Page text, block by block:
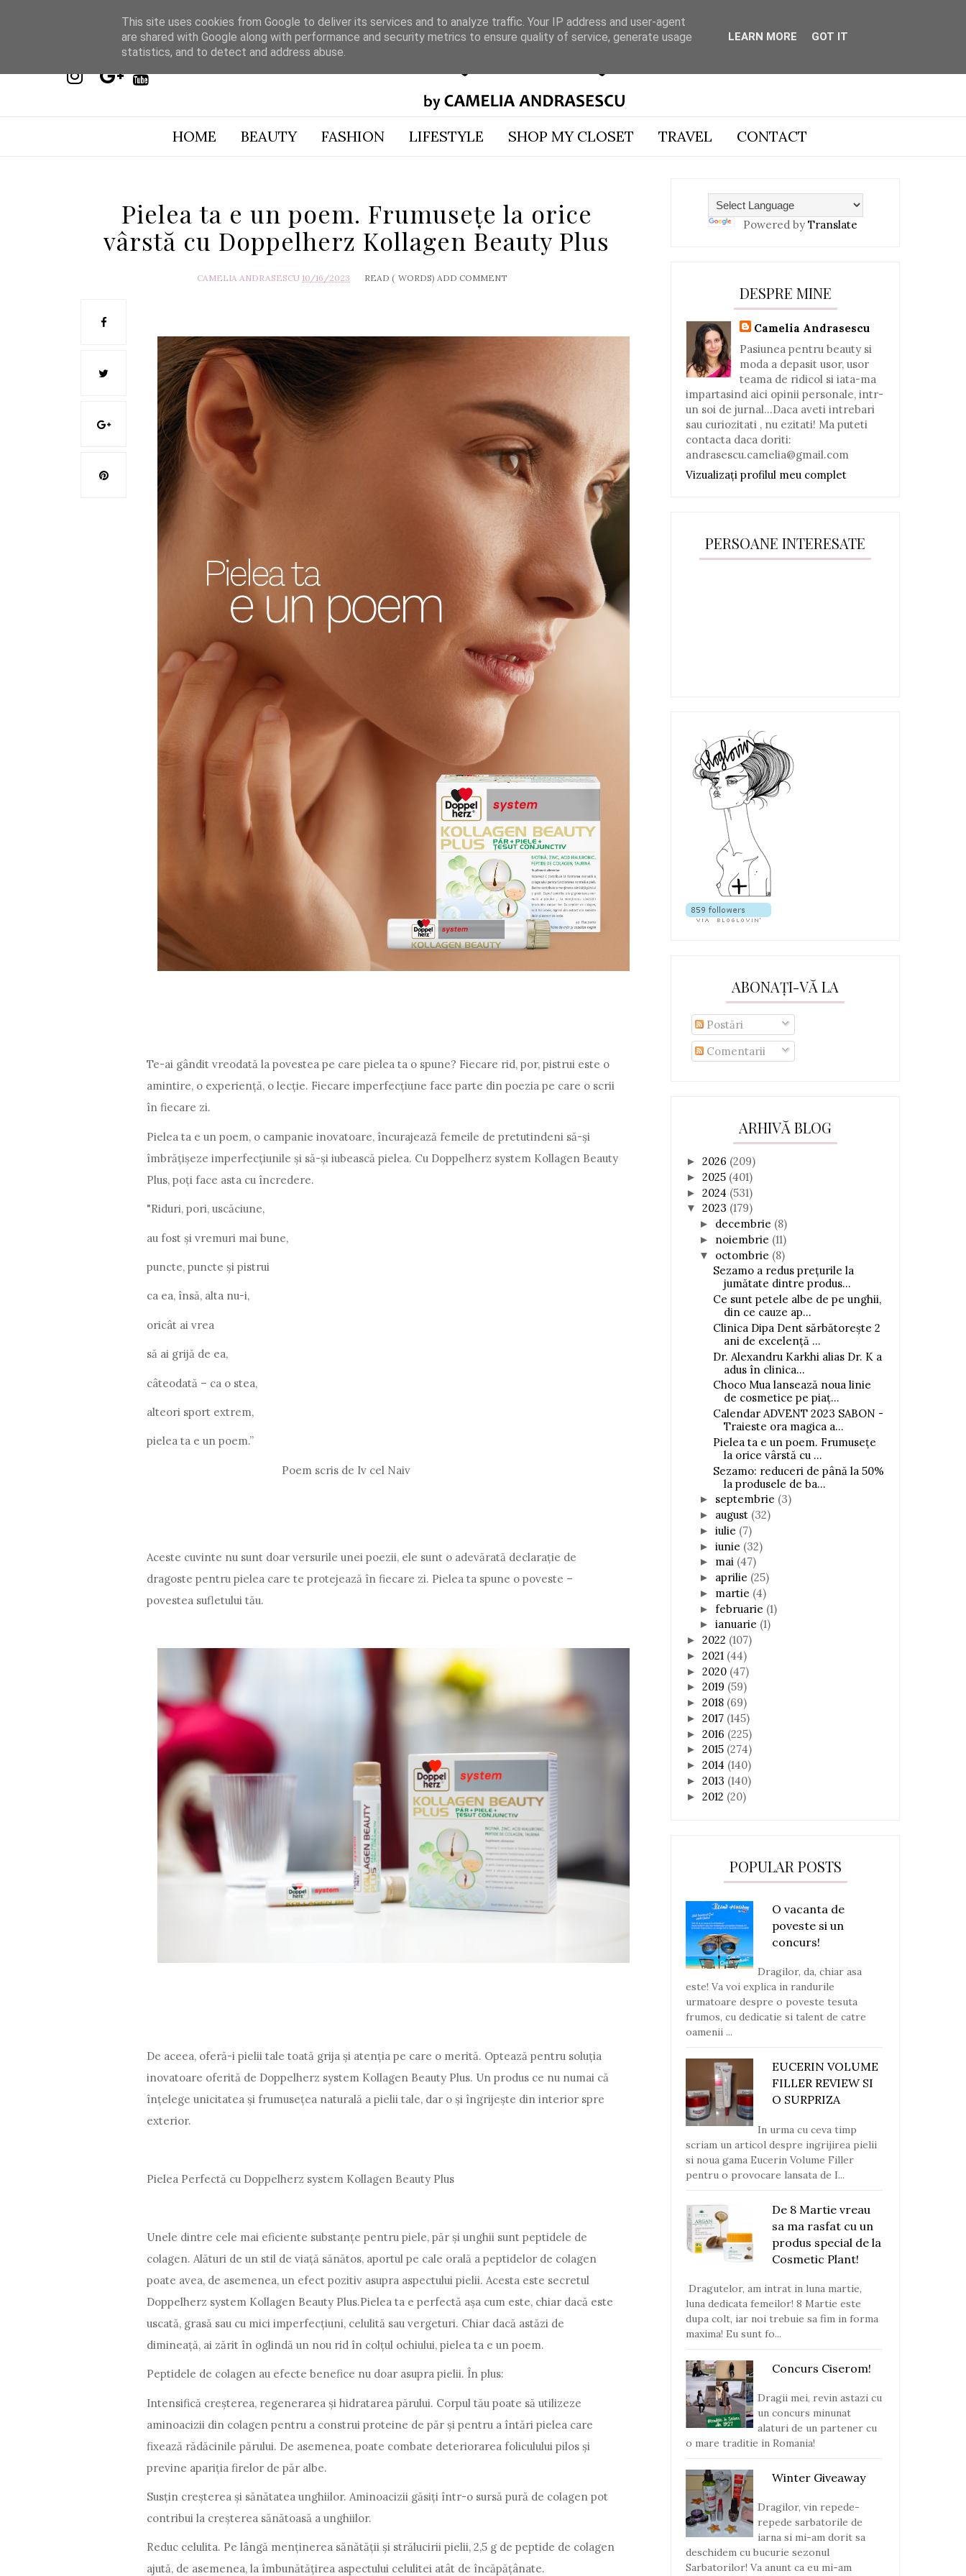
HOME BEAUTY FASHION LIFESTYLE SHOP MY CLOSET TRAVEL CONTACT
Pielea ta e un poem. Frumusețe la orice
vârstă cu Doppelherz Kollagen Beauty Plus
CAMELIA ANDRASESCU 10/16/2023 READ ( WORDS) ADD COMMENT
Te-ai gândit vreodată la povestea pe care pielea ta o spune? Fiecare rid, por, pistrui este o
amintire, o experiență, o lecție. Fiecare imperfecțiune face parte din poezia pe care o scrii
în fiecare zi.
Pielea ta e un poem, o campanie inovatoare, încurajează femeile de pretutindeni să-și
îmbrățișeze imperfecțiunile și să-și iubească pielea. Cu Doppelherz system Kollagen Beauty
Plus, poți face asta cu încredere.
"Riduri, pori, uscăciune,
au fost și vremuri mai bune,
puncte, puncte și pistrui
ca ea, însă, alta nu-i,
oricât ai vrea
să ai grijă de ea,
câteodată – ca o stea,
alteori sport extrem,
pielea ta e un poem.”
Poem scris de Iv cel Naiv
Aceste cuvinte nu sunt doar versurile unei poezii, ele sunt o adevărată declarație de
dragoste pentru pielea care te protejează în fiecare zi. Pielea ta spune o poveste –
povestea sufletului tău.
De aceea, oferă-i pielii tale toată grija și atenția pe care o merită. Optează pentru soluția
inovatoare oferită de Doppelherz system Kollagen Beauty Plus. Un produs ce nu numai că
înțelege unicitatea și frumusețea naturală a pielii tale, dar o și îngrijește din interior spre
exterior.
Pielea Perfectă cu Doppelherz system Kollagen Beauty Plus
Unele dintre cele mai eficiente substanțe pentru piele, păr și unghii sunt peptidele de
colagen. Alături de un stil de viață sănătos, aportul pe cale orală a peptidelor de colagen
poate avea, de asemenea, un efect pozitiv asupra aspectului pielii. Acesta este secretul
Doppelherz system Kollagen Beauty Plus.Pielea ta e perfectă așa cum este, chiar dacă este
uscată, grasă sau cu mici imperfecțiuni, celulită sau vergeturi. Chiar dacă astăzi de
dimineață, ai zărit în oglindă un nou rid în colțul ochiului, pielea ta e un poem.
Peptidele de colagen au efecte benefice nu doar asupra pielii. În plus:
Intensifică creșterea, regenerarea și hidratarea părului. Corpul tău poate să utilizeze
aminoacizii din colagen pentru a construi proteine de păr și pentru a întări pielea care
fixează rădăcinile părului. De asemenea, poate combate deteriorarea foliculului pilos și
previne apariția firelor de păr albe.
Susțin creșterea și sănătatea unghiilor. Aminoacizii găsiți într-o sursă pură de colagen pot
contribui la creșterea sănătoasă a unghiilor.
Reduc celulita. Pe lângă menținerea sănătății și strălucirii pielii, 2,5 g de peptide de colagen
ajută, de asemenea, la îmbunătățirea aspectului celulitei atât de încăpățânate.
Powered by Translate
DESPRE MINE
Camelia Andrasescu
Pasiunea pentru beauty si
moda a depasit usor, usor
teama de ridicol si iata-ma
impartasind aici opinii personale, intr-
un soi de jurnal...Daca aveti intrebari
sau curiozitati , nu ezitati! Ma puteti
contacta daca doriti:
andrasescu.camelia@gmail.com
Vizualizați profilul meu complet
PERSOANE INTERESATE
ABONAȚI-VĂ LA
Postări
Comentarii
ARHIVĂ BLOG
► 2026 (209)
► 2025 (401)
► 2024 (531)
▼ 2023 (179)
► decembrie (8)
► noiembrie (11)
▼ octombrie (8)
Sezamo a redus prețurile la
jumătate dintre produs...
Ce sunt petele albe de pe unghii,
din ce cauze ap...
Clinica Dipa Dent sărbătorește 2
ani de excelență ...
Dr. Alexandru Karkhi alias Dr. K a
adus în clinica...
Choco Mua lansează noua linie
de cosmetice pe piaț...
Calendar ADVENT 2023 SABON -
Traieste ora magica a...
Pielea ta e un poem. Frumusețe
la orice vârstă cu ...
Sezamo: reduceri de până la 50%
la produsele de ba...
► septembrie (3)
► august (32)
► iulie (7)
► iunie (32)
► mai (47)
► aprilie (25)
► martie (4)
► februarie (1)
► ianuarie (1)
► 2022 (107)
► 2021 (44)
► 2020 (47)
► 2019 (59)
► 2018 (69)
► 2017 (145)
► 2016 (225)
► 2015 (274)
► 2014 (140)
► 2013 (140)
► 2012 (20)
POPULAR POSTS
O vacanta de
poveste si un
concurs!
Dragilor, da, chiar asa
este! Va voi explica in randurile
urmatoare despre o poveste tesuta
frumos, cu dedicatie si talent de catre
oamenii ...
EUCERIN VOLUME
FILLER REVIEW SI
O SURPRIZA
In urma cu ceva timp
scriam un articol despre ingrijirea pielii
si noua gama Eucerin Volume Filler
pentru o provocare lansata de I...
De 8 Martie vreau
sa ma rasfat cu un
produs special de la
Cosmetic Plant!
Dragutelor, am intrat in luna martie,
luna dedicata femeilor! 8 Martie este
dupa colt, iar noi trebuie sa fim in forma
maxima! Eu sunt fo...
Concurs Ciserom!
Dragii mei, revin astazi cu
un concurs minunat
alaturi de un partener cu
o mare traditie in Romania!
Winter Giveaway
Dragilor, vin repede-
repede sarbatorile de
iarna si mi-am dorit sa
deschidem cu bucurie sezonul
Sarbatorilor! Va anunt ca eu mi-am
This site uses cookies from Google to deliver its services and to analyze traffic. Your IP address and user-agent
are shared with Google along with performance and security metrics to ensure quality of service, generate usage
statistics, and to detect and address abuse.
LEARN MORE GOT IT